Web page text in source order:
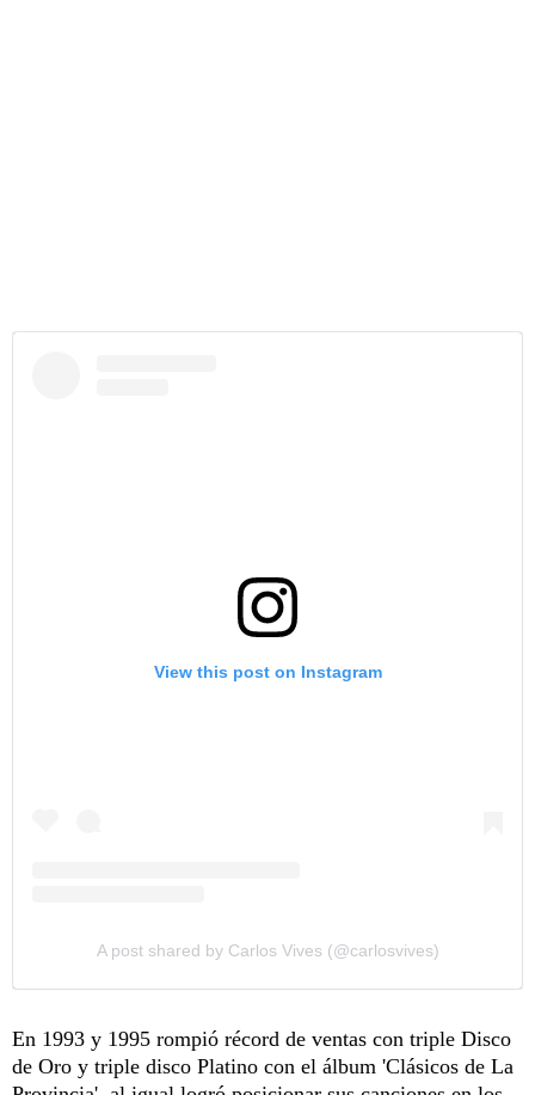
View this post on Instagram
A post shared by Carlos Vives (@carlosvives)
En 1993 y 1995 rompió récord de ventas con triple Disco
de Oro y triple disco Platino con el álbum 'Clásicos de La